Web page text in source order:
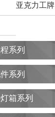
亚克力工牌
系列
系列
箱系列